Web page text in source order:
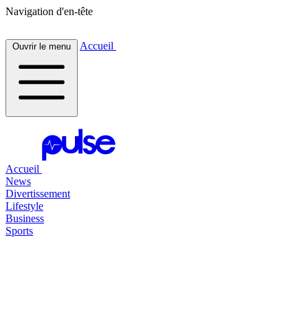
Navigation d'en-tête
Ouvrir le menu Accueil
Accueil
News
Divertissement
Lifestyle
Business
Sports